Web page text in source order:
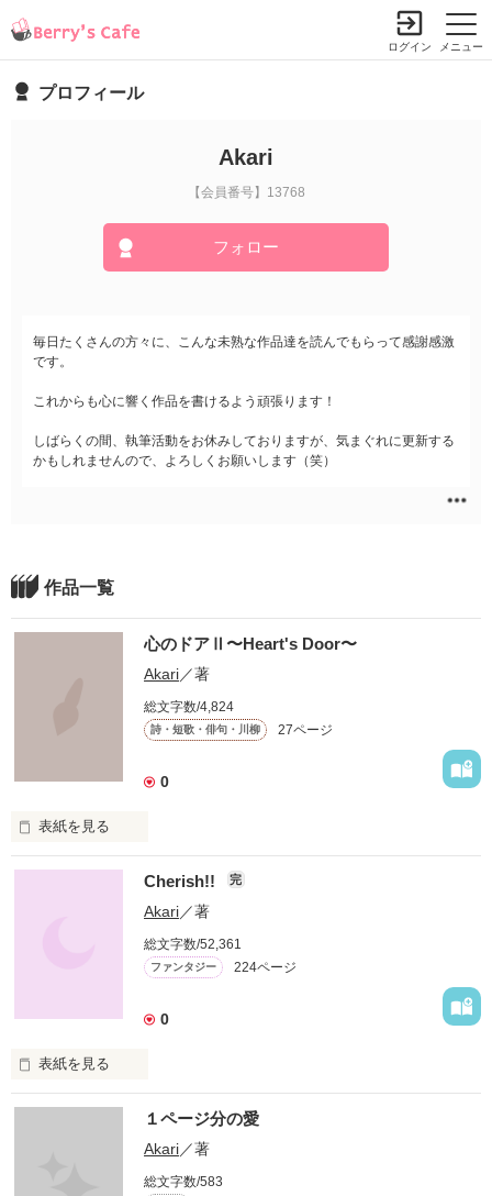
メニュー
ログイン
プロフィール
Akari
【会員番号】13768
フォロー
毎日たくさんの方々に、こんな未熟な作品達を読んでもらって感謝感激
です。
これからも心に響く作品を書けるよう頑張ります！
しばらくの間、執筆活動をお休みしておりますが、気まぐれに更新する
かもしれませんので、よろしくお願いします（笑）
作品一覧
心のドアⅡ〜Heart's Door〜
Akari／著
総文字数/4,824
詩・短歌・俳句・川柳 27ページ
0
表紙を見る
心の ドアを
ランダム更新に
なります
※感想ノート開設致しました
Cherish!! 完
Akari／著
総文字数/52,361
ファンタジー 224ページ
0
表紙を見る
誰かを一途に愛する気持ちを。
１ページ分の愛
Akari／著
総文字数/583